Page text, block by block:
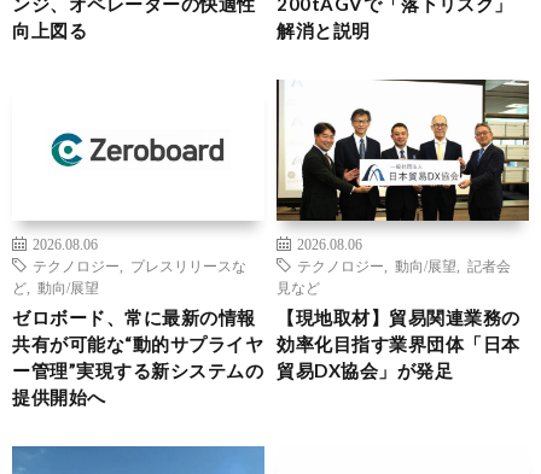
向上図る
解消と説明
2026.08.06
テクノロジー
プレスリリースな
ど
動向/展望
ゼロボード、常に最新の情報
共有が可能な“動的サプライヤ
ー管理”実現する新システムの
提供開始へ
2026.08.06
テクノロジー
動向/展望
記者会
見など
【現地取材】貿易関連業務の
効率化目指す業界団体「日本
貿易DX協会」が発足